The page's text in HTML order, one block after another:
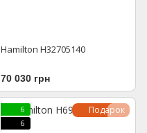
Hamilton H32705140
70 030 грн
Подарок
6
6